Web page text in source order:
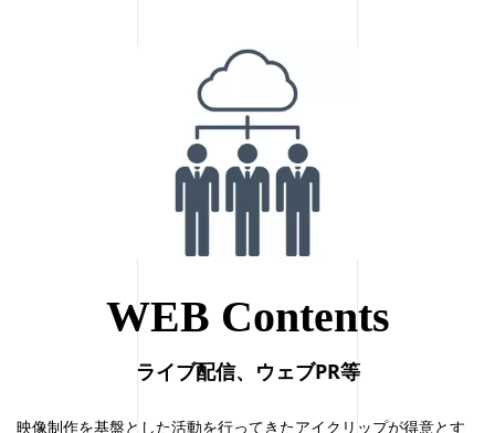
WEB Contents
ライブ配信、ウェブPR等
映像制作を基盤とした活動を行ってきたアイクリップが得意とす